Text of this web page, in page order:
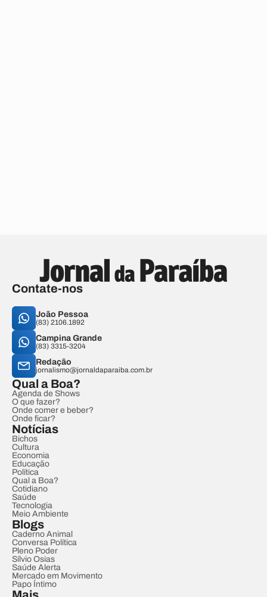
Contate-nos
João Pessoa
(83) 2106.1892
Campina Grande
(83) 3315-3204
Redação
jornalismo@jornaldaparaiba.com.br
Qual a Boa?
Agenda de Shows
O que fazer?
Onde comer e beber?
Onde ficar?
Notícias
Bichos
Cultura
Economia
Educação
Política
Qual a Boa?
Cotidiano
Saúde
Tecnologia
Meio Ambiente
Blogs
Caderno Animal
Conversa Política
Pleno Poder
Sílvio Osias
Saúde Alerta
Mercado em Movimento
Papo Íntimo